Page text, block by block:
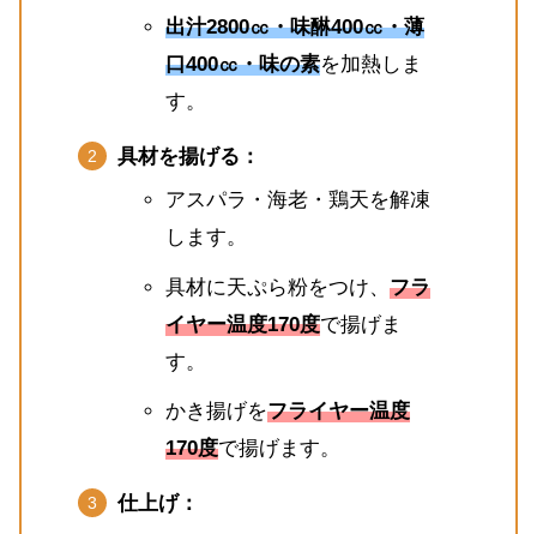
出汁2800㏄・味醂400㏄・薄
口400㏄・味の素を加熱しま
す。
具材を揚げる：
アスパラ・海老・鶏天を解凍
します。
具材に天ぷら粉をつけ、 フラ
イヤー温度170度で揚げま
す。
かき揚げをフライヤー温度
170度で揚げます。
仕上げ：